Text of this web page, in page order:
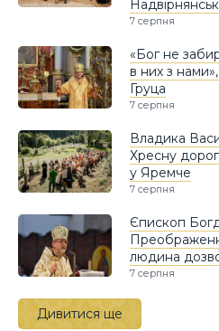
7 серпня
«Бог не
в них з
Груца
7 серпня
Владика
Хресну
у Яремче
7 серпня
Єпископ
людина
7 серпня
Дивитися ще